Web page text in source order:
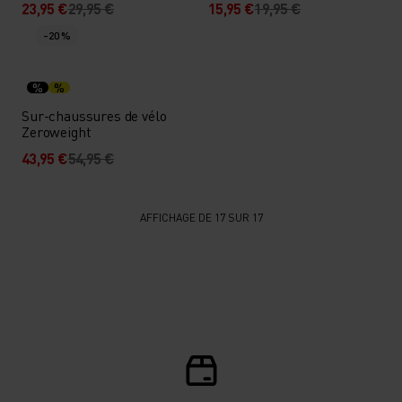
23,95 €29,95 €
15,95 €19,95 €
-20 %
% %
Sur-chaussures de vélo
Zeroweight
43,95 €54,95 €
AFFICHAGE DE 17 SUR 17